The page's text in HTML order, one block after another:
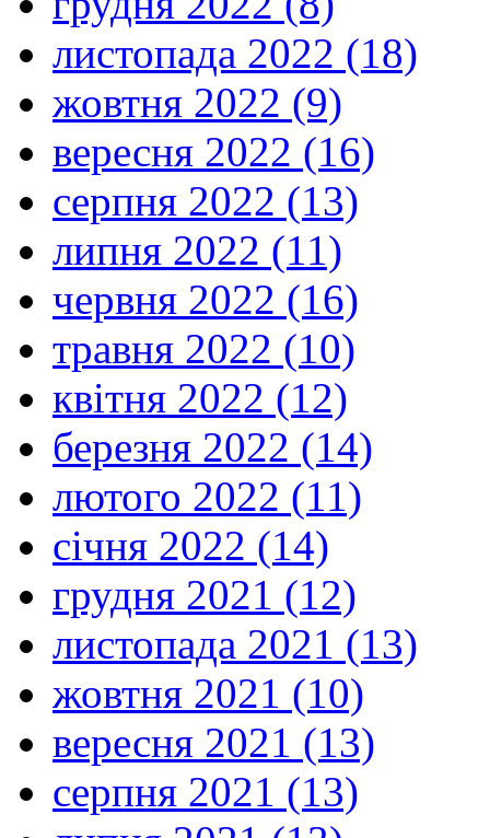
листопада 2022 (18)
жовтня 2022 (9)
вересня 2022 (16)
серпня 2022 (13)
липня 2022 (11)
червня 2022 (16)
травня 2022 (10)
квітня 2022 (12)
березня 2022 (14)
лютого 2022 (11)
січня 2022 (14)
грудня 2021 (12)
листопада 2021 (13)
жовтня 2021 (10)
вересня 2021 (13)
серпня 2021 (13)